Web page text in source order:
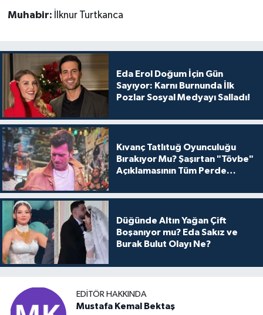
Muhabir: İlknur Turtkanca
Eda Erol Doğum İçin Gün
Sayıyor: Karnı Burnunda İlk
Pozlar Sosyal Medyayı Salladı!
Kıvanç Tatlıtuğ Oyunculuğu
Bırakıyor Mu? Şaşırtan "Tövbe"
Açıklamasının Tüm Perde
Düğünde Altın Yağan Çift
Boşanıyor mu? Eda Sakız ve
Burak Bulut Olayı Ne?
EDITÖR HAKKINDA
Mustafa Kemal Bektaş